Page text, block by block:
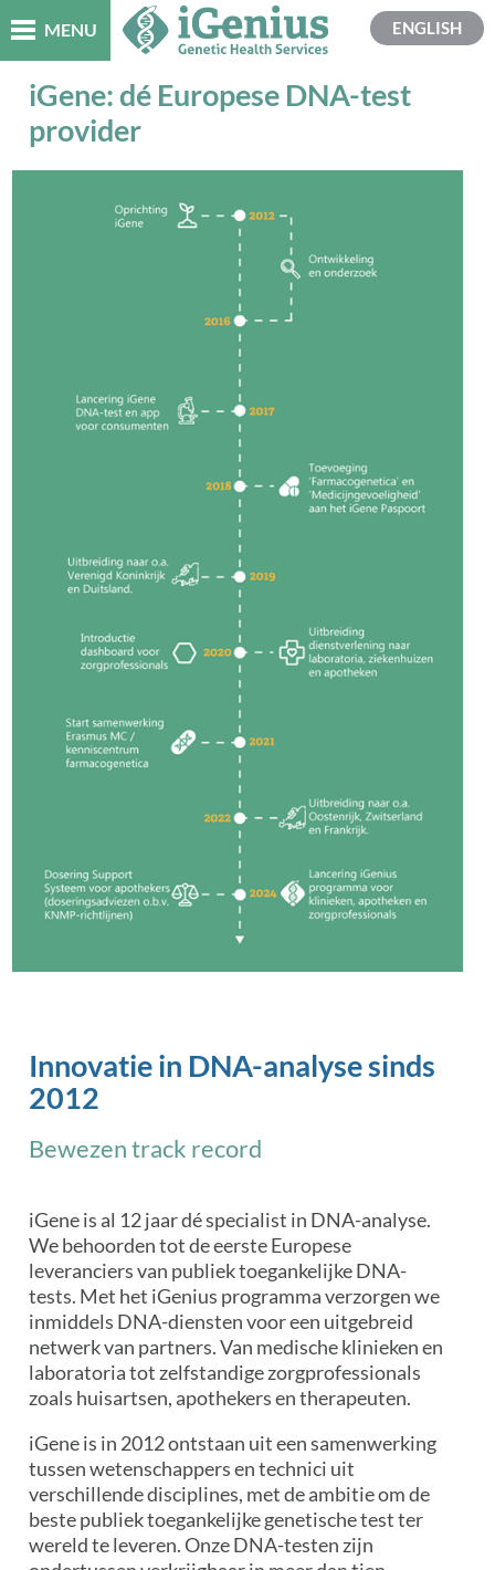
MENU ENGLISH
iGene: dé Europese DNA-test
provider
Innovatie in DNA-analyse sinds
2012
Bewezen track record
iGene is al 12 jaar dé specialist in DNA-analyse.
We behoorden tot de eerste Europese
leveranciers van publiek toegankelijke DNA-
tests. Met het iGenius programma verzorgen we
inmiddels DNA-diensten voor een uitgebreid
netwerk van partners. Van medische klinieken en
laboratoria tot zelfstandige zorgprofessionals
zoals huisartsen, apothekers en therapeuten.
iGene is in 2012 ontstaan uit een samenwerking
tussen wetenschappers en technici uit
verschillende disciplines, met de ambitie om de
beste publiek toegankelijke genetische test ter
wereld te leveren. Onze DNA-testen zijn